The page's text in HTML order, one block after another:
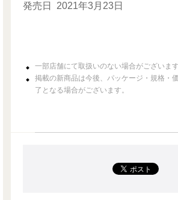
発売日
2021年3月23日
一部店舗にて取扱いのない場合がございます
掲載の新商品は今後、パッケージ・規格・
了となる場合がございます。